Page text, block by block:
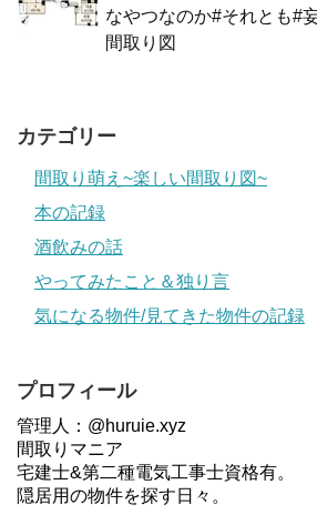
なやつなのか#それとも#
間取り図
カテゴリー
間取り萌え~楽しい間取り図~
本の記録
酒飲みの話
やってみたこと＆独り言
気になる物件/見てきた物件の記録
プロフィール
管理人：@huruie.xyz
間取りマニア
宅建士&第二種電気工事士資格有。
隠居用の物件を探す日々。